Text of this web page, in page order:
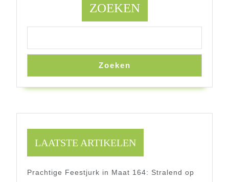
ZOEKEN
Zoeken
LAATSTE ARTIKELEN
Prachtige Feestjurk in Maat 164: Stralend op